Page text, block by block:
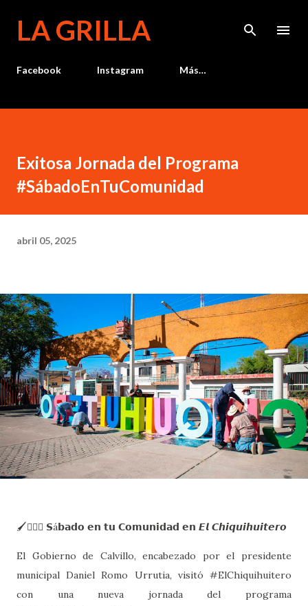
LA GRILLA
Facebook Instagram Más…
Exitosa Jornada del Programa
#SábadoEnTuComunidad
abril 05, 2025
🖌️🙋🏻‍♂️ 𝗦á𝗯𝗮𝗱𝗼 𝗲𝗻 𝘁𝘂 𝗖𝗼𝗺𝘂𝗻𝗶𝗱𝗮𝗱 𝗲𝗻 𝙀𝙡 𝘾𝙝𝙞𝙦𝙪𝙞𝙝𝙪𝙞𝙩𝙚𝙧𝙤
El Gobierno de Calvillo, encabezado por el presidente
municipal Daniel Romo Urrutia, visitó #ElChiquihuitero
con una nueva jornada del programa